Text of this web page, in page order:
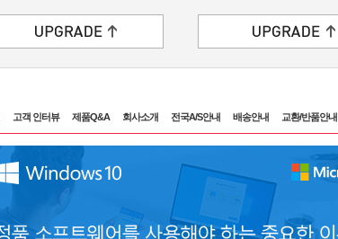
고객 인터뷰 제품Q&A 회사소개 전국A/S안내 배송안내 교환/반품안내